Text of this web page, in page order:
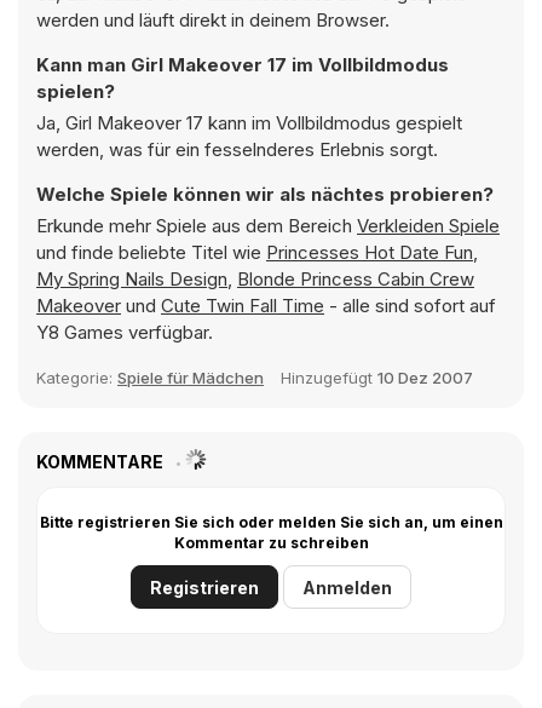
werden und läuft direkt in deinem Browser.
Kann man Girl Makeover 17 im Vollbildmodus
spielen?
Ja, Girl Makeover 17 kann im Vollbildmodus gespielt
werden, was für ein fesselnderes Erlebnis sorgt.
Welche Spiele können wir als nächtes probieren?
Erkunde mehr Spiele aus dem Bereich Verkleiden Spiele
und finde beliebte Titel wie Princesses Hot Date Fun,
My Spring Nails Design, Blonde Princess Cabin Crew
Makeover und Cute Twin Fall Time - alle sind sofort auf
Y8 Games verfügbar.
Kategorie: Spiele für Mädchen Hinzugefügt 10 Dez 2007
KOMMENTARE
Bitte registrieren Sie sich oder melden Sie sich an, um einen
Kommentar zu schreiben
Registrieren Anmelden